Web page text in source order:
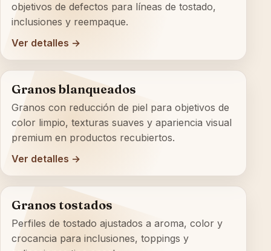
objetivos de defectos para líneas de tostado,
inclusiones y reempaque.
Ver detalles →
Granos blanqueados
Granos con reducción de piel para objetivos de
color limpio, texturas suaves y apariencia visual
premium en productos recubiertos.
Ver detalles →
Granos tostados
Perfiles de tostado ajustados a aroma, color y
crocancia para inclusiones, toppings y